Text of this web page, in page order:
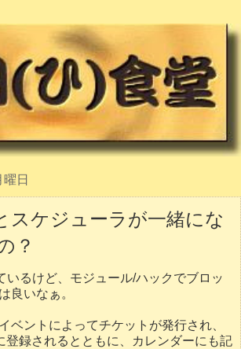
日
スケジューラが一緒にな
？
いるけど、モジュール/ハックでブロッ
良いなぁ。
ベントによってチケットが発行され、
登録されるとともに、カレンダーにも記